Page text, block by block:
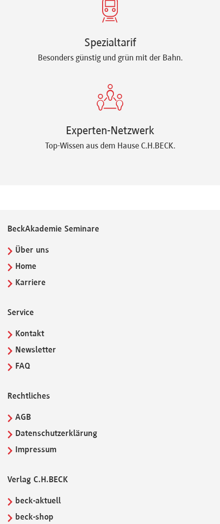
Spezialtarif
Besonders günstig und grün mit der Bahn.
Experten-Netzwerk
Top-Wissen aus dem Hause C.H.BECK.
BeckAkademie Seminare
Über uns
Home
Karriere
Service
Kontakt
Newsletter
FAQ
Rechtliches
AGB
Datenschutzerklärung
Impressum
Verlag C.H.BECK
beck-aktuell
beck-shop